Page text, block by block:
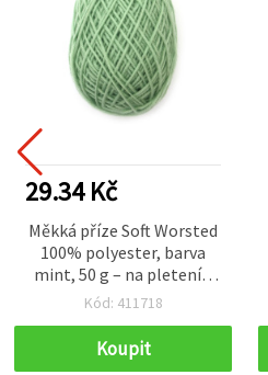
29.34 Kč
Měkká příze Soft Worsted
100% polyester, barva
mint, 50 g – na pletení a
různé kreativní handmade
Kód: 411718
Koupit